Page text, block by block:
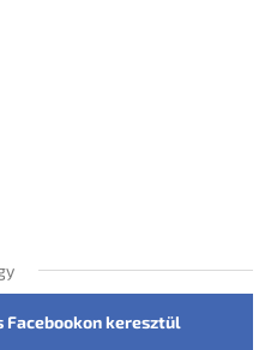
Facebookon keresztül